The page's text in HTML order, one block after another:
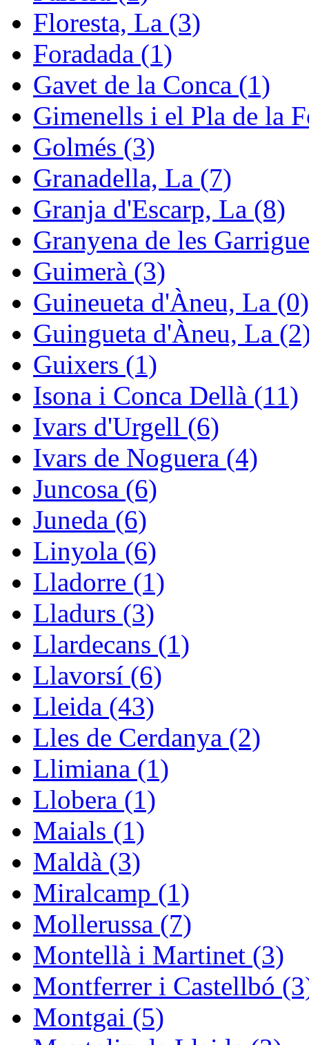
Floresta, La (3)
Foradada (1)
Gavet de la Conca (1)
Gimenells i el Pla de la
Golmés (3)
Granadella, La (7)
Granja d'Escarp, La (8)
Granyena de les
Guimerà (3)
Guineueta d'Àneu, La (0)
Guingueta d'Àneu, La
Guixers (1)
Isona i Conca Dellà (11)
Ivars d'Urgell (6)
Ivars de Noguera (4)
Juncosa (6)
Juneda (6)
Linyola (6)
Lladorre (1)
Lladurs (3)
Llardecans (1)
Llavorsí (6)
Lleida (43)
Lles de Cerdanya (2)
Llimiana (1)
Llobera (1)
Maials (1)
Maldà (3)
Miralcamp (1)
Mollerussa (7)
Montellà i Martinet (3)
Montferrer i Castellbó
Montgai (5)